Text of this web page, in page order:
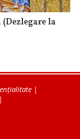
la
|
|